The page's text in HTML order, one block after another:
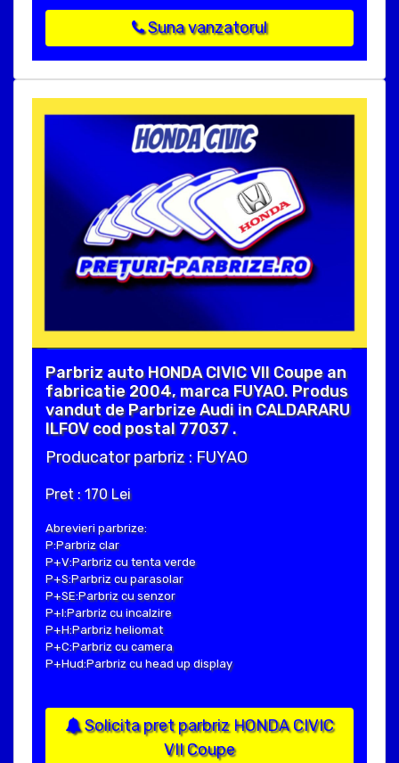
Suna vanzatorul
Parbriz auto HONDA CIVIC VII Coupe an
fabricatie 2004, marca FUYAO. Produs
vandut de Parbrize Audi in CALDARARU
ILFOV cod postal 77037 .
Producator parbriz : FUYAO
Pret : 170 Lei
Abrevieri parbrize:
P:Parbriz clar
P+V:Parbriz cu tenta verde
P+S:Parbriz cu parasolar
P+SE:Parbriz cu senzor
P+I:Parbriz cu incalzire
P+H:Parbriz heliomat
P+C:Parbriz cu camera
P+Hud:Parbriz cu head up display
Solicita pret parbriz HONDA CIVIC
VII Coupe